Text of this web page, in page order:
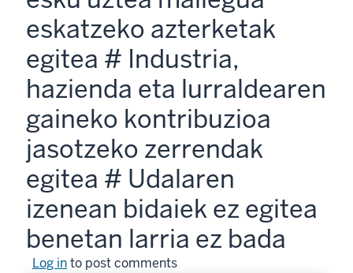
eskatzeko azterketak
egitea # Industria,
hazienda eta lurraldearen
gaineko kontribuzioa
jasotzeko zerrendak
egitea # Udalaren
izenean bidaiek ez egitea
benetan larria ez bada
Log into post comments